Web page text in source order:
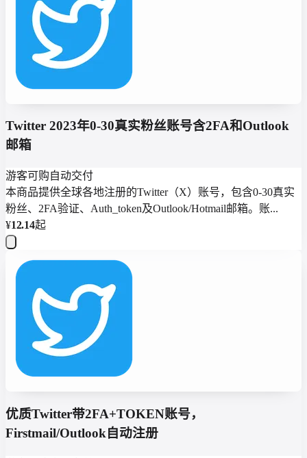
Twitter 2023年0-30真实粉丝账号含2FA和Outlook
邮箱
游客可购自动交付
本商品提供全球各地注册的Twitter（X）账号，包含0-30真实
粉丝、2FA验证、Auth_token及Outlook/Hotmail邮箱。账...
¥12.14起
优质Twitter带2FA+TOKEN账号，
Firstmail/Outlook自动注册